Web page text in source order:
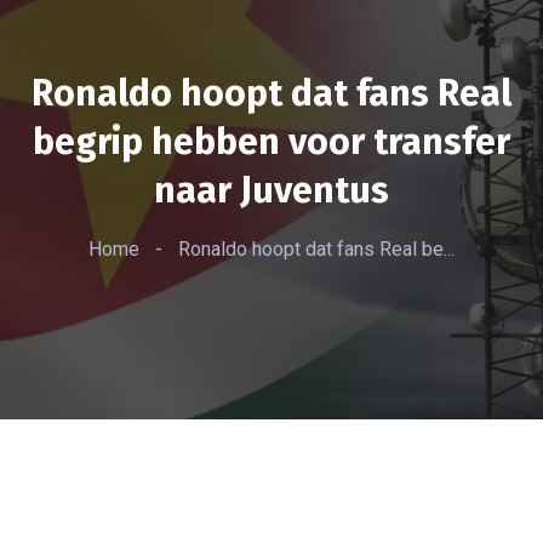
Ronaldo hoopt dat fans Real
begrip hebben voor transfer
naar Juventus
Home - Ronaldo hoopt dat fans Real be...